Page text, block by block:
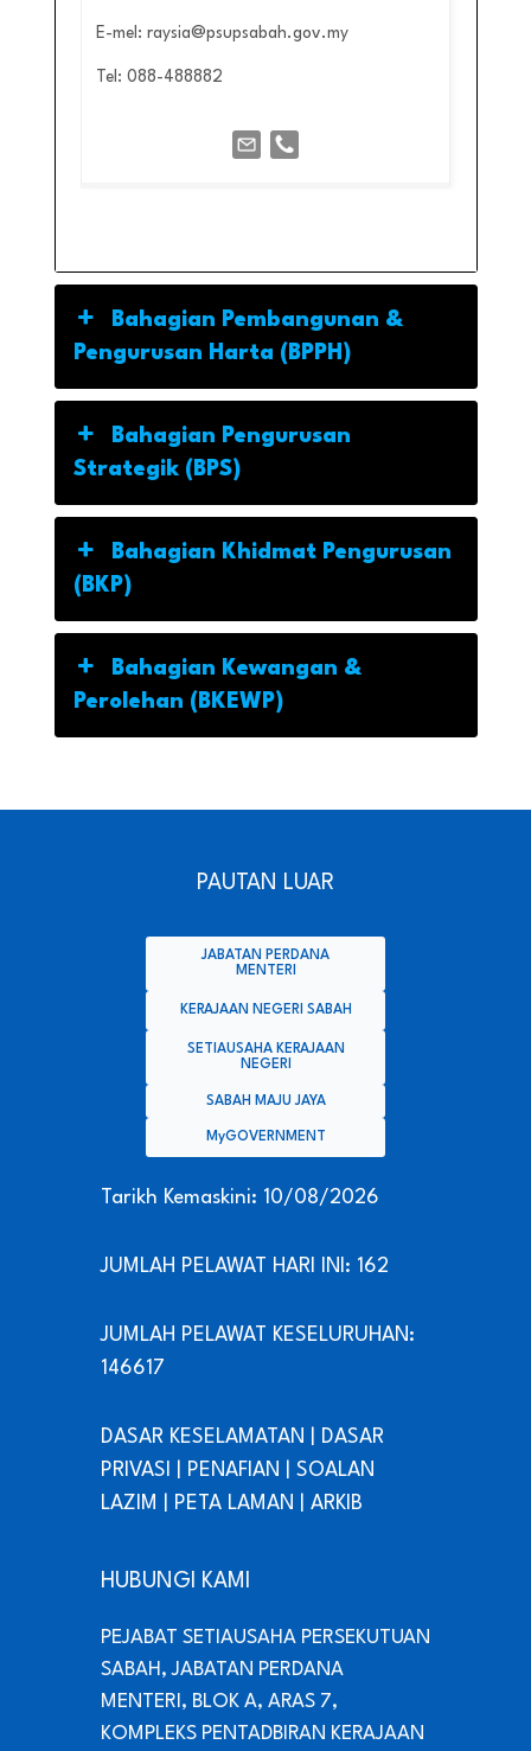
E-mel: raysia@psupsabah.gov.my
Tel: 088-488882
Bahagian Pembangunan &
Pengurusan Harta (BPPH)
Bahagian Pengurusan
Strategik (BPS)
Bahagian Khidmat Pengurusan
(BKP)
Bahagian Kewangan &
Perolehan (BKEWP)
PAUTAN LUAR
JABATAN PERDANA
MENTERI
KERAJAAN NEGERI SABAH
SETIAUSAHA KERAJAAN
NEGERI
SABAH MAJU JAYA
MyGOVERNMENT
Tarikh Kemaskini: 10/08/2026
JUMLAH PELAWAT HARI INI: 162
JUMLAH PELAWAT KESELURUHAN:
146617
DASAR KESELAMATAN
DASAR
PRIVASI
PENAFIAN
SOALAN
LAZIM
PETA LAMAN ARKIB
HUBUNGI KAMI
PEJABAT SETIAUSAHA PERSEKUTUAN
SABAH, JABATAN PERDANA
MENTERI, BLOK A, ARAS 7,
KOMPLEKS PENTADBIRAN KERAJAAN